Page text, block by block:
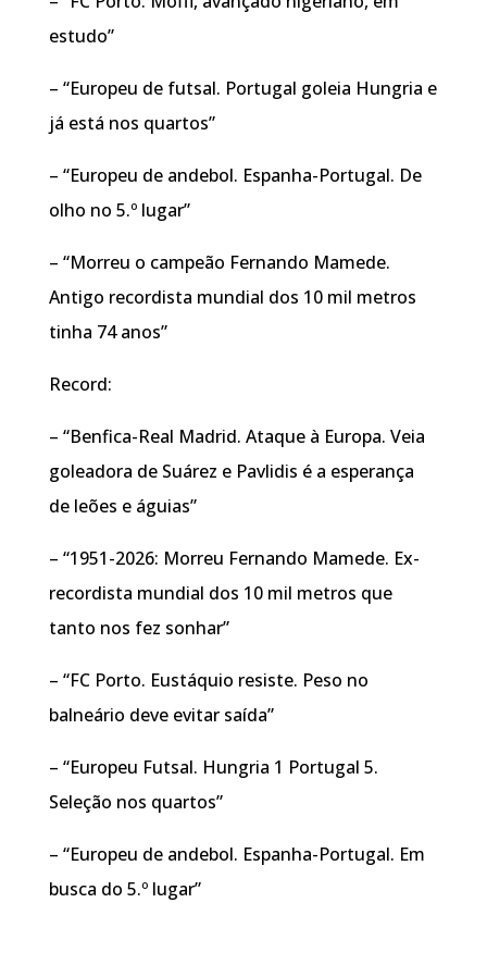
estudo”
– “Europeu de futsal. Portugal goleia Hungria e
já está nos quartos”
– “Europeu de andebol. Espanha-Portugal. De
olho no 5.º lugar”
– “Morreu o campeão Fernando Mamede.
Antigo recordista mundial dos 10 mil metros
tinha 74 anos”
Record:
– “Benfica-Real Madrid. Ataque à Europa. Veia
goleadora de Suárez e Pavlidis é a esperança
de leões e águias”
– “1951-2026: Morreu Fernando Mamede. Ex-
recordista mundial dos 10 mil metros que
tanto nos fez sonhar”
– “FC Porto. Eustáquio resiste. Peso no
balneário deve evitar saída”
– “Europeu Futsal. Hungria 1 Portugal 5.
Seleção nos quartos”
– “Europeu de andebol. Espanha-Portugal. Em
busca do 5.º lugar”